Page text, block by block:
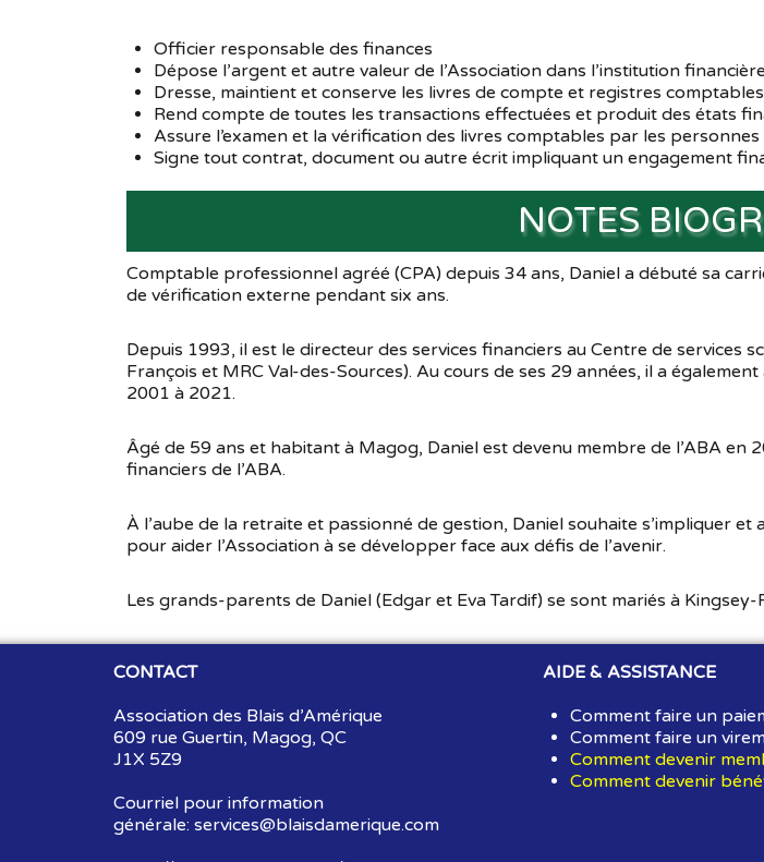
Officier responsable des finances
Dépose l’argent et autre valeur de l’Association dans l’institution
Dresse, maintient et conserve les livres de compte et registres
Rend compte de toutes les transactions effectuées et produit des états
Assure l’examen et la vérification des livres comptables par les personnes
Signe tout contrat, document ou autre écrit impliquant un engagement
NOTES
Comptable professionnel agréé (CPA) depuis 34 ans, Daniel a débuté sa
de vérification externe pendant six ans.
Depuis 1993, il est le directeur des services financiers au Centre de services
François et MRC Val-des-Sources). Au cours de ses 29 années, il a
2001 à 2021.
Âgé de 59 ans et habitant à Magog, Daniel est devenu membre de l’ABA en
financiers de l’ABA.
À l’aube de la retraite et passionné de gestion, Daniel souhaite s’impliquer
pour aider l’Association à se développer face aux défis de l’avenir.
Les grands-parents de Daniel (Edgar et Eva Tardif) se sont mariés à
CONTACT
Association des Blais d’Amérique
609 rue Guertin, Magog, QC
J1X 5Z9
Courriel pour information
générale: services@blaisdamerique.com
AIDE & ASSISTANCE
Comment faire un
Comment faire un
Comment devenir
Comment devenir